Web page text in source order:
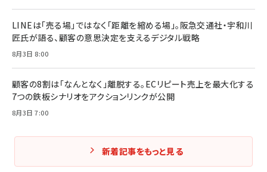
LINEは「売る場」ではなく「距離を縮める場」。阪急交通社・宇和川
匠氏が語る、顧客の意思決定を支えるデジタル戦略
8月3日 8:00
顧客の8割は「なんとなく」離脱する。ECリピート売上を最大化する
7つの鉄板シナリオをアクションリンクが公開
8月3日 7:00
新着記事をもっと見る